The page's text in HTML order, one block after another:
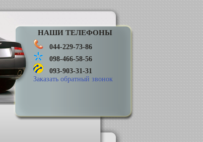
НАШИ ТЕЛЕФОНЫ
044-229-73-86
098-466-58-56
093-903-31-31
Заказать обратный звонок